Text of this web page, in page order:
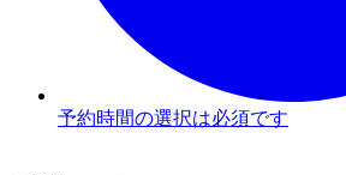
予約時間の選択は必須です